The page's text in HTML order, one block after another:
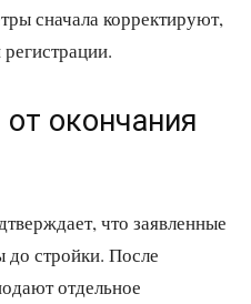
сначала корректируют,
окончания
что заявленные
стройки. После
отдельное